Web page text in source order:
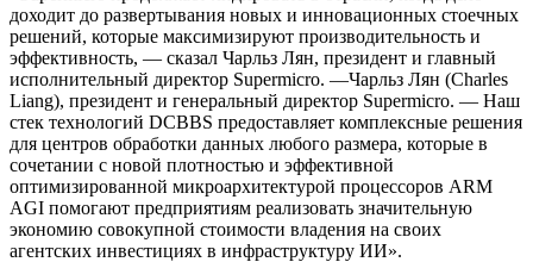
доходит до развертывания новых и инновационных стоечных
решений, которые максимизируют производительность и
эффективность, — сказал Чарльз Лян, президент и главный
исполнительный директор Supermicro. —Чарльз Лян (Charles
Liang), президент и генеральный директор Supermicro. — Наш
стек технологий DCBBS предоставляет комплексные решения
для центров обработки данных любого размера, которые в
сочетании с новой плотностью и эффективной
оптимизированной микроархитектурой процессоров ARM
AGI помогают предприятиям реализовать значительную
экономию совокупной стоимости владения на своих
агентских инвестициях в инфраструктуру ИИ».